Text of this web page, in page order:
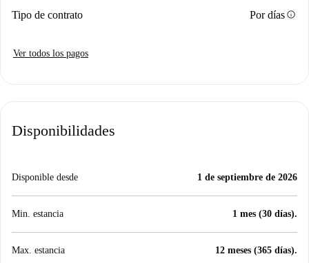
Tipo de contrato Por díasinfo
Ver todos los pagos
Disponibilidades
Disponible desde 1 de septiembre de 2026
Min. estancia 1 mes (30 días).
Max. estancia 12 meses (365 días).